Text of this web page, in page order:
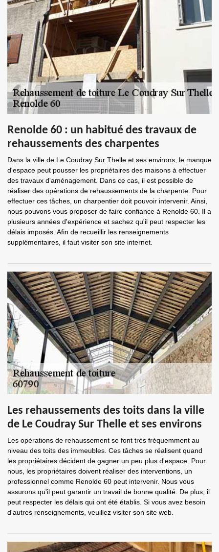
Renolde 60 : un habitué des travaux de
rehaussements des charpentes
Dans la ville de Le Coudray Sur Thelle et ses environs, le manque
d'espace peut pousser les propriétaires des maisons à effectuer
des travaux d'aménagement. Dans ce cas, il est possible de
réaliser des opérations de rehaussements de la charpente. Pour
effectuer ces tâches, un charpentier doit pouvoir intervenir. Ainsi,
nous pouvons vous proposer de faire confiance à Renolde 60. Il a
plusieurs années d'expérience et sachez qu'il peut respecter les
délais imposés. Afin de recueillir les renseignements
supplémentaires, il faut visiter son site internet.
Les rehaussements des toits dans la ville
de Le Coudray Sur Thelle et ses environs
Les opérations de rehaussement se font très fréquemment au
niveau des toits des immeubles. Ces tâches se réalisent quand
les propriétaires décident de gagner un peu plus d'espace. Pour
nous, les propriétaires doivent réaliser des interventions, un
professionnel comme Renolde 60 peut intervenir. Nous vous
assurons qu'il peut garantir un travail de bonne qualité. De plus, il
peut respecter les délais qui ont été établis. Si vous avez besoin
d'autres renseignements, veuillez visiter son site web.